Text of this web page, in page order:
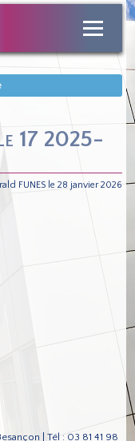
17 2025-
FUNES le 28 janvier 2026
| Tél : 03 81 41 98